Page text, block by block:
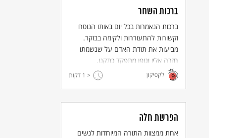
ברכות השחר
ברכות הנאמרות בכל יום באותו הנוסח
וקשורות להתעוררות ולקימה בבוקר.
מביעות את תודת האדם על שנשמתו
חזרה אליו וגופו מתפקד כתקנו.
לקסיקון < 1 דקות
הפרשת חלה
אחת ממצוות התורה המיוחדות לנשים